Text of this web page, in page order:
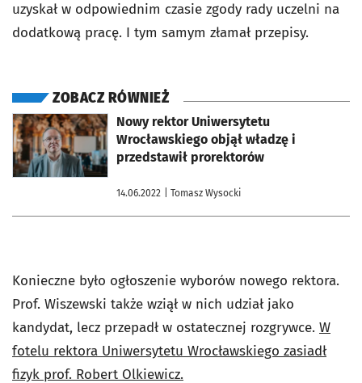
uzyskał w odpowiednim czasie zgody rady uczelni na
dodatkową pracę. I tym samym złamał przepisy.
ZOBACZ RÓWNIEŻ
Nowy rektor Uniwersytetu
Wrocławskiego objął władzę i
przedstawił prorektorów
14.06.2022 | Tomasz Wysocki
otworzy się w nowej karcie
Konieczne było ogłoszenie wyborów nowego rektora.
Prof. Wiszewski także wziął w nich udział jako
kandydat, lecz przepadł w ostatecznej rozgrywce. W
fotelu rektora Uniwersytetu Wrocławskiego zasiadł
fizyk prof. Robert Olkiewicz.